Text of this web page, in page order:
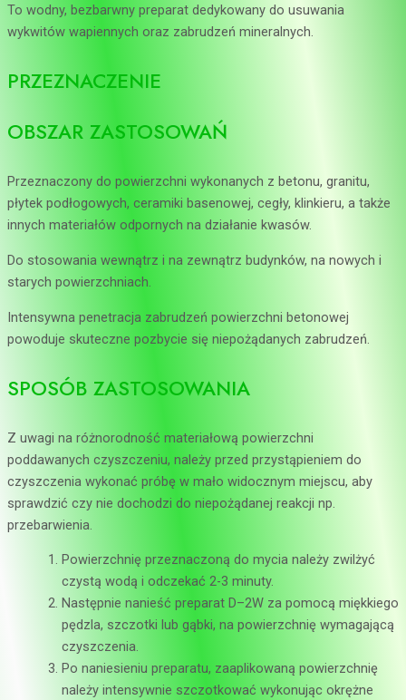
To wodny, bezbarwny preparat dedykowany do usuwania
wykwitów wapiennych oraz zabrudzeń mineralnych.
PRZEZNACZENIE
OBSZAR ZASTOSOWAŃ
Przeznaczony do powierzchni wykonanych z betonu, granitu,
płytek podłogowych, ceramiki basenowej, cegły, klinkieru, a także
innych materiałów odpornych na działanie kwasów.
Do stosowania wewnątrz i na zewnątrz budynków, na nowych i
starych powierzchniach.
Intensywna penetracja zabrudzeń powierzchni betonowej
powoduje skuteczne pozbycie się niepożądanych zabrudzeń.
SPOSÓB ZASTOSOWANIA
Z uwagi na różnorodność materiałową powierzchni
poddawanych czyszczeniu, należy przed przystąpieniem do
czyszczenia wykonać próbę w mało widocznym miejscu, aby
sprawdzić czy nie dochodzi do niepożądanej reakcji np.
przebarwienia.
Powierzchnię przeznaczoną do mycia należy zwilżyć
czystą wodą i odczekać 2-3 minuty.
Następnie nanieść preparat D–2W za pomocą miękkiego
pędzla, szczotki lub gąbki, na powierzchnię wymagającą
czyszczenia.
Po naniesieniu preparatu, zaaplikowaną powierzchnię
należy intensywnie szczotkować wykonując okrężne